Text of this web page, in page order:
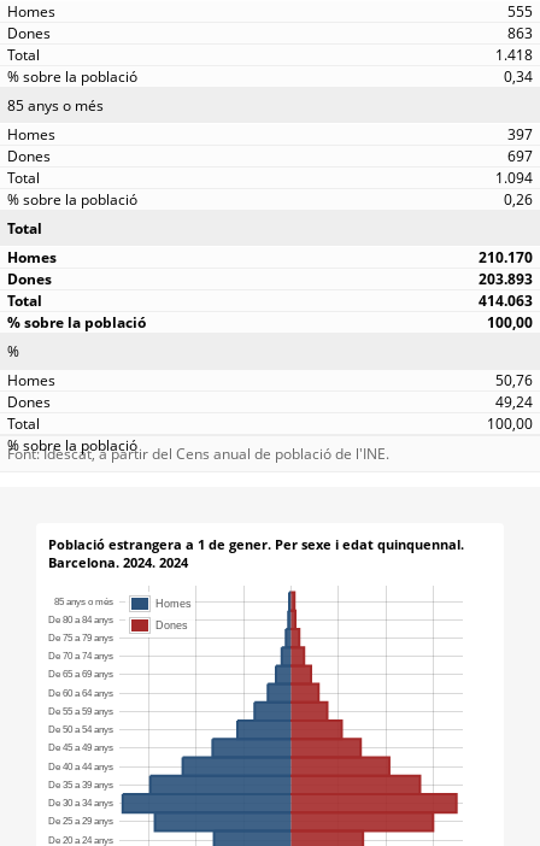
555
863
1.418
0,34
85 anys o més
397
697
1.094
0,26
Total
210.170
203.893
414.063
100,00
%
50,76
49,24
100,00
Font: Idescat, a partir del Cens anual de població de l'INE.